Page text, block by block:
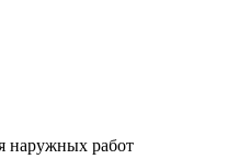
наружных работ